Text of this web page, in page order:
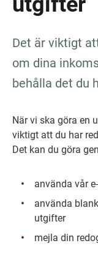
Det är viktigt
om dina
behålla det du
När vi ska göra en
viktigt att du har
Det kan du göra
använda vår
använda
utgifter
mejla din